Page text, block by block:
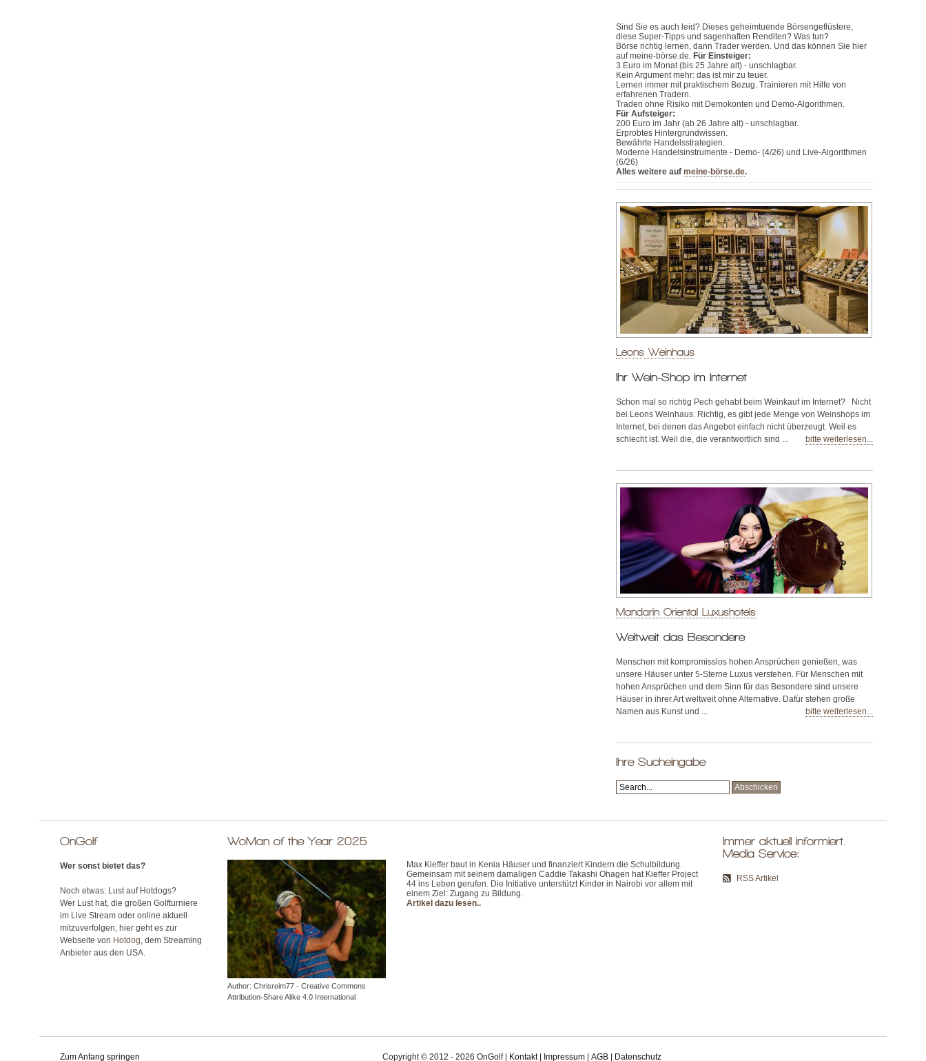
Sind Sie es auch leid? Dieses geheimtuende Börsengeflüstere,
diese Super-Tipps und sagenhaften Renditen? Was tun?
Börse richtig lernen, dann Trader werden. Und das können Sie hier
auf meine-börse.de. Für Einsteiger:
3 Euro im Monat (bis 25 Jahre alt) - unschlagbar.
Kein Argument mehr: das ist mir zu teuer.
Lernen immer mit praktischem Bezug. Trainieren mit Hilfe von
erfahrenen Tradern.
Traden ohne Risiko mit Demokonten und Demo-Algorithmen.
Für Aufsteiger:
200 Euro im Jahr (ab 26 Jahre alt) - unschlagbar.
Erprobtes Hintergrundwissen.
Bewährte Handelsstrategien.
Moderne Handelsinstrumente - Demo- (4/26) und Live-Algorithmen
(6/26)
Alles weitere aufmeine-börse.de.
Leons Weinhaus
Ihr Wein-Shop im Internet
Schon mal so richtig Pech gehabt beim Weinkauf im Internet? Nicht
bei Leons Weinhaus. Richtig, es gibt jede Menge von Weinshops im
Internet, bei denen das Angebot einfach nicht überzeugt. Weil es
schlecht ist. Weil die, die verantwortlich sind ...
bitte weiterlesen...
Mandarin Oriental Luxushotels
Weltweit das Besondere
Menschen mit kompromisslos hohen Ansprüchen genießen, was
unsere Häuser unter 5-Sterne Luxus verstehen. Für Menschen mit
hohen Ansprüchen und dem Sinn für das Besondere sind unsere
Häuser in ihrer Art weltweit ohne Alternative. Dafür stehen große
Namen aus Kunst und ...
bitte weiterlesen...
Ihre Sucheingabe
OnGolf
Wer sonst bietet das?
Noch etwas: Lust auf Hotdogs?
Wer Lust hat, die großen Golfturniere
im Live Stream oder online aktuell
mitzuverfolgen, hier geht es zur
Webseite von Hotdog, dem Streaming
Anbieter aus den USA.
WoMan of the Year 2025
Author: Chrisreim77 - Creative Commons
Attribution-Share Alike 4.0 International
Max Kieffer baut in Kenia Häuser und finanziert Kindern die Schulbildung.
Gemeinsam mit seinem damaligen Caddie Takashi Ohagen hat Kieffer Project
44 ins Leben gerufen. Die Initiative unterstützt Kinder in Nairobi vor allem mit
einem Ziel: Zugang zu Bildung.
Artikel dazu lesen..
Immer aktuell informiert.
Media Service:
RSS Artikel
Zum Anfang springen Copyright © 2012 - 2026 OnGolf | Kontakt| Impressum| AGB| Datenschutz